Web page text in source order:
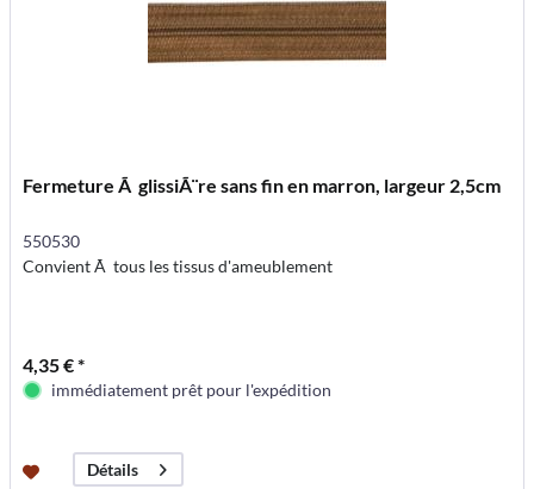
Fermeture Ã glissiÃ¨re sans fin en marron, largeur 2,5cm
550530
Convient Ã tous les tissus d'ameublement
4,35 € *
immédiatement prêt pour l'expédition
Détails